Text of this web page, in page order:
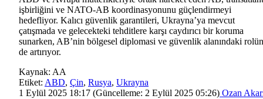
işbirliğini ve NATO-AB koordinasyonunu güçlendirmeyi
hedefliyor. Kalıcı güvenlik garantileri, Ukrayna’ya mevcut
çatışmada ve gelecekteki tehditlere karşı caydırıcı bir koruma
sunarken, AB’nin bölgesel diplomasi ve güvenlik alanındaki
de artırıyor.
Kaynak: AA
Etiket: ABD, Çin, Rusya, Ukrayna
1 Eylül 2025 18:17 (Güncelleme: 2 Eylül 2025 05:26) Ozan